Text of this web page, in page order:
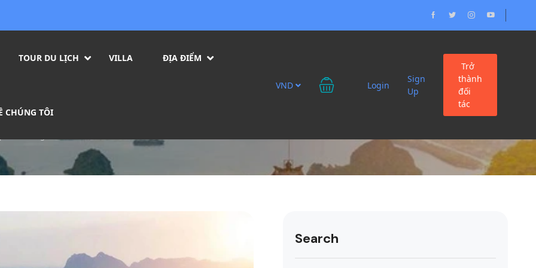
TOUR DU LỊCH VILLA ĐỊA ĐIỂM
CHÚNG TÔI
VND Login
Sign
Up
Trở
thành
đối
tác
điểm đến hấp dẫn không nên bỏ lỡ
Search